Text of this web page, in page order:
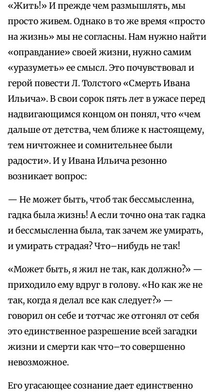
«Жить!» И прежде чем размышлять, мы
просто живем. Однако в то же время «просто
на жизнь» мы не согласны. Нам нужно найти
«оправдание» своей жизни, нужно самим
«уразуметь» ее смысл. Это почувствовал и
герой повести Л. Толстого «Смерть Ивана
Ильича». В свои сорок пять лет в ужасе перед
надвигающимся концом он понял, что «чем
дальше от детства, чем ближе к настоящему,
тем ничтожнее и сомнительнее были
радости». И у Ивана Ильича резонно
возникает вопрос:
— Не может быть, чтоб так бессмысленна,
гадка была жизнь! А если точно она так гадка
и бессмысленна была, так зачем же умирать,
и умирать страдая? Что–нибудь не так!
«Может быть, я жил не так, как должно?» —
приходило ему вдруг в голову. «Но как же не
так, когда я делал все как следует?» —
говорил он себе и тотчас же отгонял от себя
это единственное разрешение всей загадки
жизни и смерти как что–то совершенно
невозможное.
Его угасающее сознание дает единственно